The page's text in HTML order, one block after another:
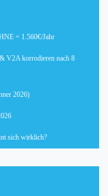
= 1.560€/Jahr
V2A korrodieren nach 8
2026)
sich wirklich?